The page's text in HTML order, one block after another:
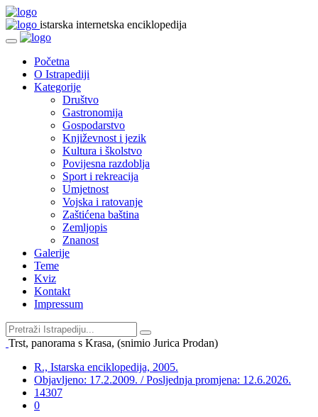
istarska internetska enciklopedija
Početna
O Istrapediji
Kategorije
Društvo
Gastronomija
Gospodarstvo
Književnost i jezik
Kultura i školstvo
Povijesna razdoblja
Sport i rekreacija
Umjetnost
Vojska i ratovanje
Zaštićena baština
Zemljopis
Znanost
Galerije
Teme
Kviz
Kontakt
Impressum
Trst, panorama s Krasa, (snimio Jurica Prodan)
R., Istarska enciklopedija, 2005.
Objavljeno: 17.2.2009. / Posljednja promjena: 12.6.2026.
14307
0